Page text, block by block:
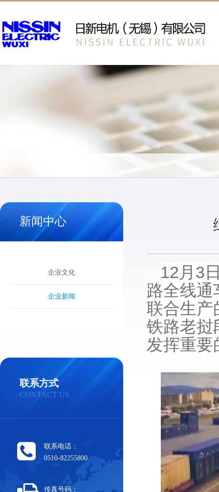
新闻中心
企业文化
企业新闻
联系方式
CONTACT US
联系电话：
0510-82255800
传真号码：
12月3
路全线通
联合生产
铁路老挝
发挥重要